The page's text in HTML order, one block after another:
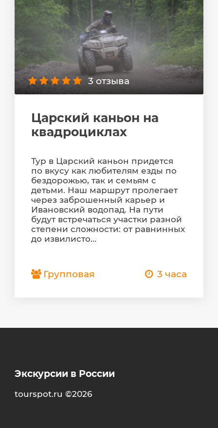
3 отзыва
Царский каньон на
квадроциклах
Тур в Царский каньон придется
по вкусу как любителям езды по
бездорожью, так и семьям с
детьми. Наш маршрут пролегает
через заброшенный карьер и
Ивановский водопад. На пути
будут встречаться участки разной
степени сложности: от равнинных
до извилисто...
Групповая 3 часа
Экскурсии в России
tourspot.ru ©2026